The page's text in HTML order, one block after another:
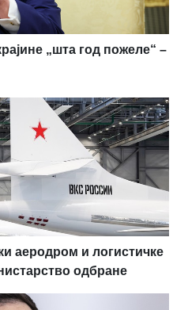
„шта год пожеле“ –
аеродром и логистичке
одбране